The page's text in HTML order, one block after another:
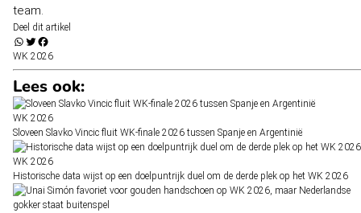
team.
Deel dit artikel
WK 2026
Lees ook:
WK 2026
Sloveen Slavko Vincic fluit WK-finale 2026 tussen Spanje en Argentinië
WK 2026
Historische data wijst op een doelpuntrijk duel om de derde plek op het WK 2026